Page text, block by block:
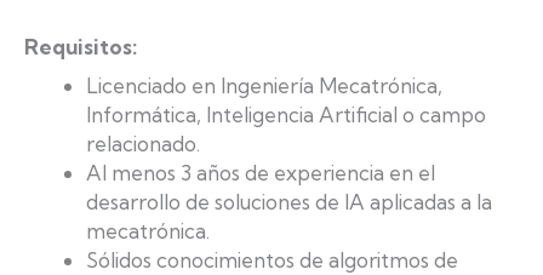
Requisitos:
Licenciado en Ingeniería Mecatrónica,
Informática, Inteligencia Artificial o campo
relacionado.
Al menos 3 años de experiencia en el
desarrollo de soluciones de IA aplicadas a la
mecatrónica.
Sólidos conocimientos de algoritmos de